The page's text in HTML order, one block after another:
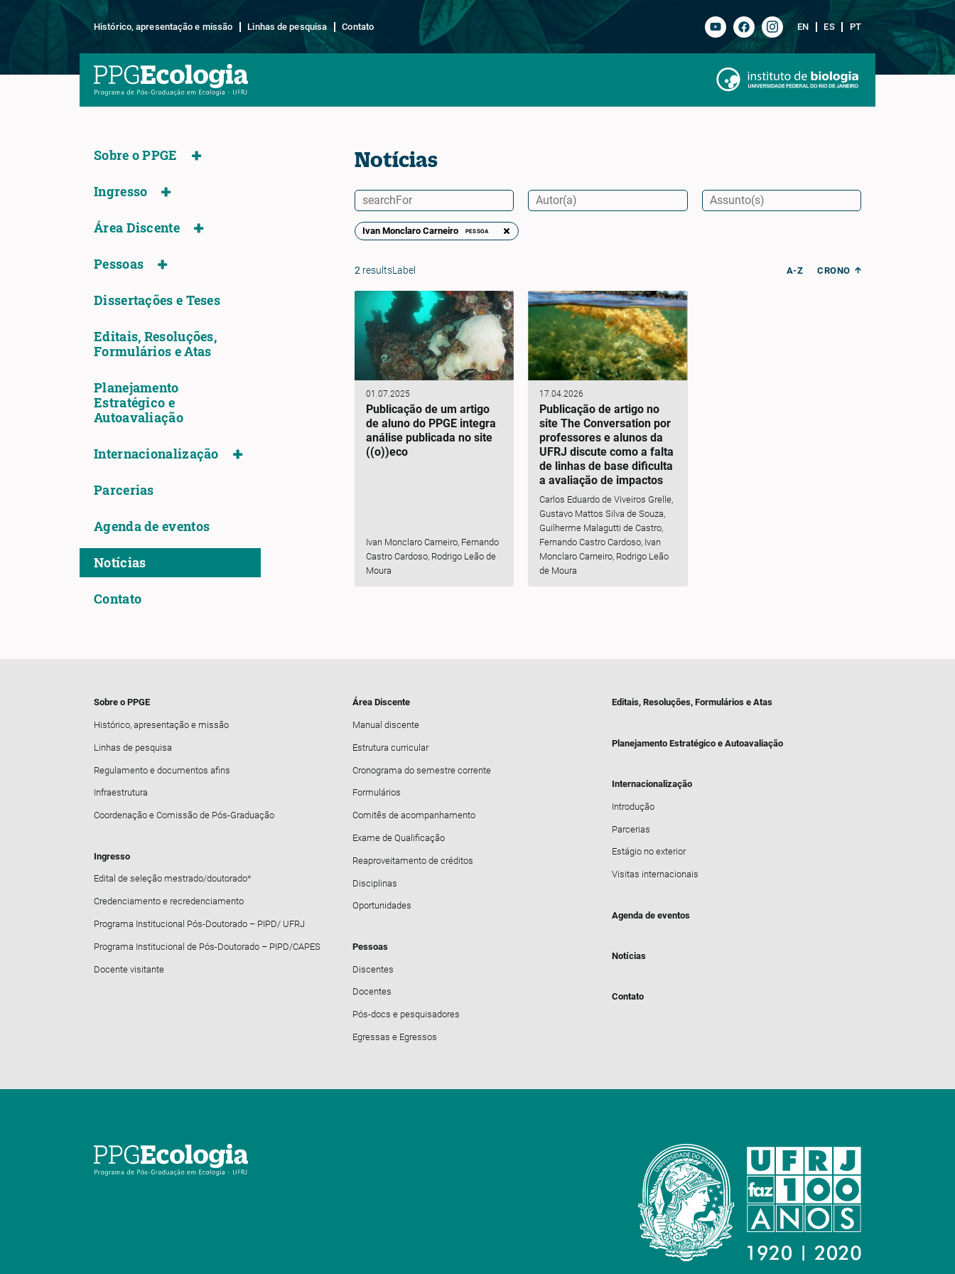
Histórico, apresentação e missão Linhas de pesquisa Contato EN ES PT
Sobre o PPGE
Ingresso
Área Discente
Pessoas
Dissertações e Teses
Editais, Resoluções,
Formulários e Atas
Planejamento
Estratégico e
Autoavaliação
Internacionalização
Parcerias
Agenda de eventos
Notícias
Contato
Notícias
Ivan Monclaro Carneiro PESSOA
2resultsLabel A-Z CRONO
01.07.2025
Publicação de um artigo
de aluno do PPGE integra
análise publicada no site
((o))eco
Ivan Monclaro Carneiro, Fernando
Castro Cardoso, Rodrigo Leão de
Moura
17.04.2026
Publicação de artigo no
site The Conversation por
professores e alunos da
UFRJ discute como a falta
de linhas de base dificulta
a avaliação de impactos
Carlos Eduardo de Viveiros Grelle,
Gustavo Mattos Silva de Souza,
Guilherme Malagutti de Castro,
Fernando Castro Cardoso, Ivan
Monclaro Carneiro, Rodrigo Leão
de Moura
Sobre o PPGE
Histórico, apresentação e missão
Linhas de pesquisa
Regulamento e documentos afins
Infraestrutura
Coordenação e Comissão de Pós-Graduação
Ingresso
Edital de seleção mestrado/doutorado*
Credenciamento e recredenciamento
Programa Institucional Pós-Doutorado – PIPD/ UFRJ
Programa Institucional de Pós-Doutorado – PIPD/CAPES
Docente visitante
Área Discente
Manual discente
Estrutura curricular
Cronograma do semestre corrente
Formulários
Comitês de acompanhamento
Exame de Qualificação
Reaproveitamento de créditos
Disciplinas
Oportunidades
Pessoas
Discentes
Docentes
Pós-docs e pesquisadores
Egressas e Egressos
Editais, Resoluções, Formulários e Atas
Planejamento Estratégico e Autoavaliação
Internacionalização
Introdução
Parcerias
Estágio no exterior
Visitas internacionais
Agenda de eventos
Notícias
Contato